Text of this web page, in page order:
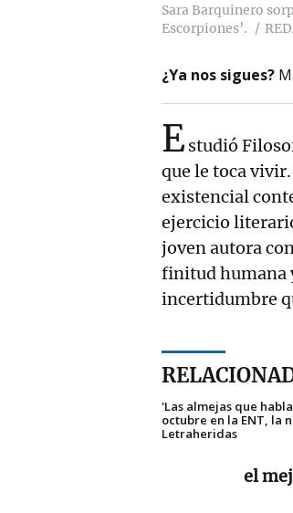
Sara Barquinero
Escorpiones’.
¿Ya nos sigues?
Estudió
que le toca
existencial
ejercicio
joven autora
finitud humana
incertidumbre
'Las almejas que
octubre en la ENT, la
Letraheridas
el